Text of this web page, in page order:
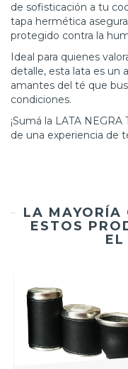
de sofisticación a tu
tapa hermética
protegido contra la
Ideal para quienes
detalle, esta lata es un
amantes del té que
condiciones.
¡Sumá la LATA
de una experiencia de
LA MAYORÍA
ESTOS
EL